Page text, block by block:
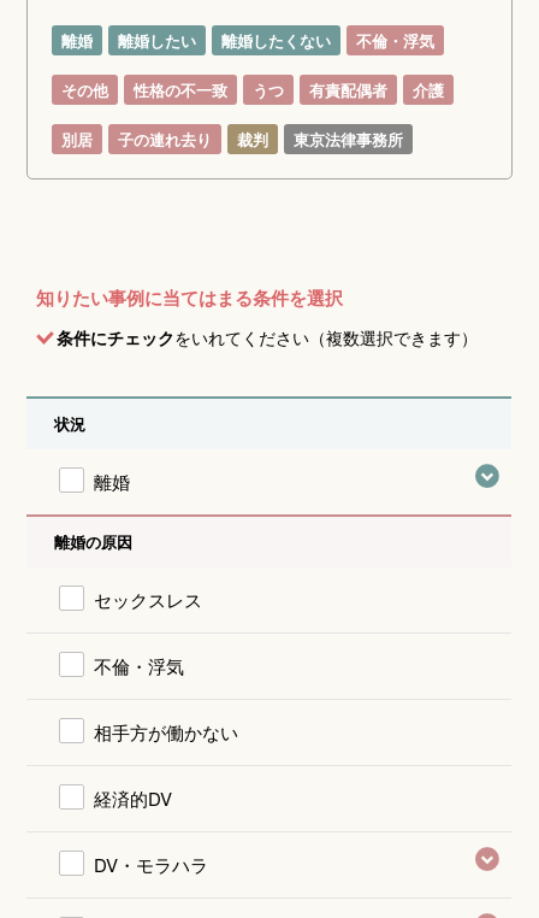
離婚 離婚したい 離婚したくない 不倫・浮気
その他 性格の不一致 うつ 有責配偶者 介護
別居 子の連れ去り 裁判 東京法律事務所
知りたい事例に当てはまる条件を選択
条件にチェックをいれてください（複数選択できます）
状況
離婚
離婚の原因
セックスレス
不倫・浮気
相手方が働かない
経済的DV
DV・モラハラ